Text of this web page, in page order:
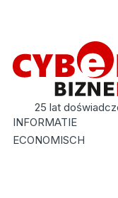
25 lat
INFORMATIE
ECONOMISCH